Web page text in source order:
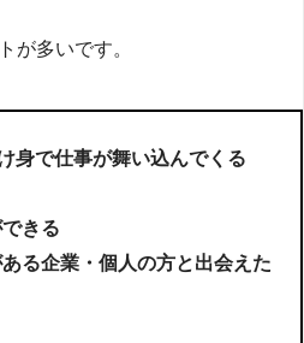
が多いです。
身で仕事が舞い込んでくる
きる
る企業・個人の方と出会えた